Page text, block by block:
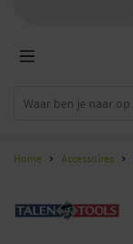
Home Accessoires